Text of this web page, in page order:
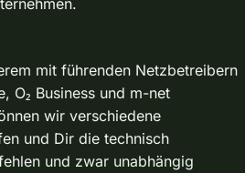
mit führenden Netzbetreibern
O₂ Business und m-net
wir verschiedene
und Dir die technisch
und zwar unabhängig